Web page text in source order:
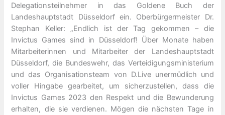
Delegationsteilnehmer in das Goldene Buch der
Landeshauptstadt Düsseldorf ein. Oberbürgermeister Dr.
Stephan Keller: „Endlich ist der Tag gekommen – die
Invictus Games sind in Düsseldorf! Über Monate haben
Mitarbeiterinnen und Mitarbeiter der Landeshauptstadt
Düsseldorf, die Bundeswehr, das Verteidigungsministerium
und das Organisationsteam von D.Live unermüdlich und
voller Hingabe gearbeitet, um sicherzustellen, dass die
Invictus Games 2023 den Respekt und die Bewunderung
erhalten, die sie verdienen. Mögen die nächsten Tage in